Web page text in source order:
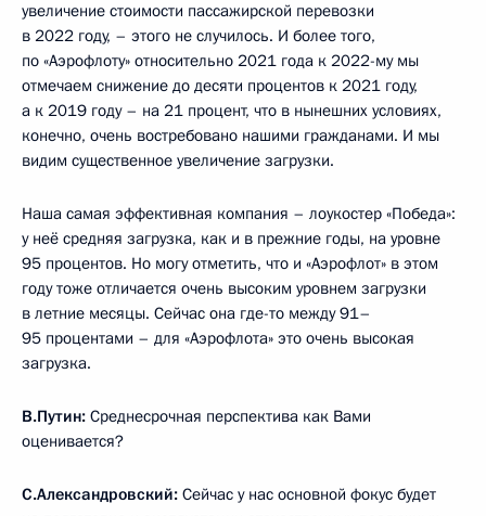
увеличение стоимости пассажирской перевозки
в 2022 году, – этого не случилось. И более того,
по «Аэрофлоту» относительно 2021 года к 2022-му мы
отмечаем снижение до десяти процентов к 2021 году,
а к 2019 году – на 21 процент, что в нынешних условиях,
конечно, очень востребовано нашими гражданами. И мы
видим существенное увеличение загрузки.
Наша самая эффективная компания – лоукостер «Победа»:
у неё средняя загрузка, как и в прежние годы, на уровне
95 процентов. Но могу отметить, что и «Аэрофлот» в этом
году тоже отличается очень высоким уровнем загрузки
в летние месяцы. Сейчас она где-то между 91–
95 процентами – для «Аэрофлота» это очень высокая
загрузка.
В.Путин: Среднесрочная перспектива как Вами
оценивается?
С.Александровский: Сейчас у нас основной фокус будет